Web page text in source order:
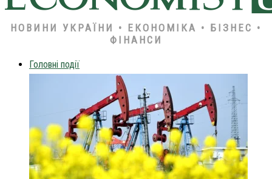
НОВИНИ УКРАЇНИ • ЕКОНОМІКА • БІЗНЕС •
ФІНАНСИ
Головні події